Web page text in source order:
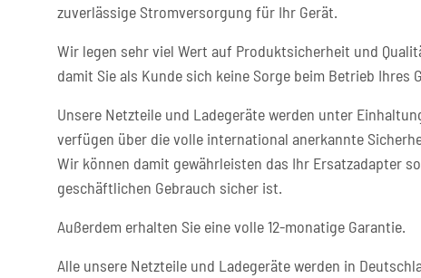
zuverlässige Stromversorgung für Ihr Gerät.
Wir legen sehr viel Wert auf Produktsicherheit und
damit Sie als Kunde sich keine Sorge beim Betrieb Ihres
Unsere Netzteile und Ladegeräte werden unter
verfügen über die volle international anerkannte
Wir können damit gewährleisten das Ihr Ersatzadapter
geschäftlichen Gebrauch sicher ist.
Außerdem erhalten Sie eine volle 12-monatige Garantie.
Alle unsere Netzteile und Ladegeräte werden in